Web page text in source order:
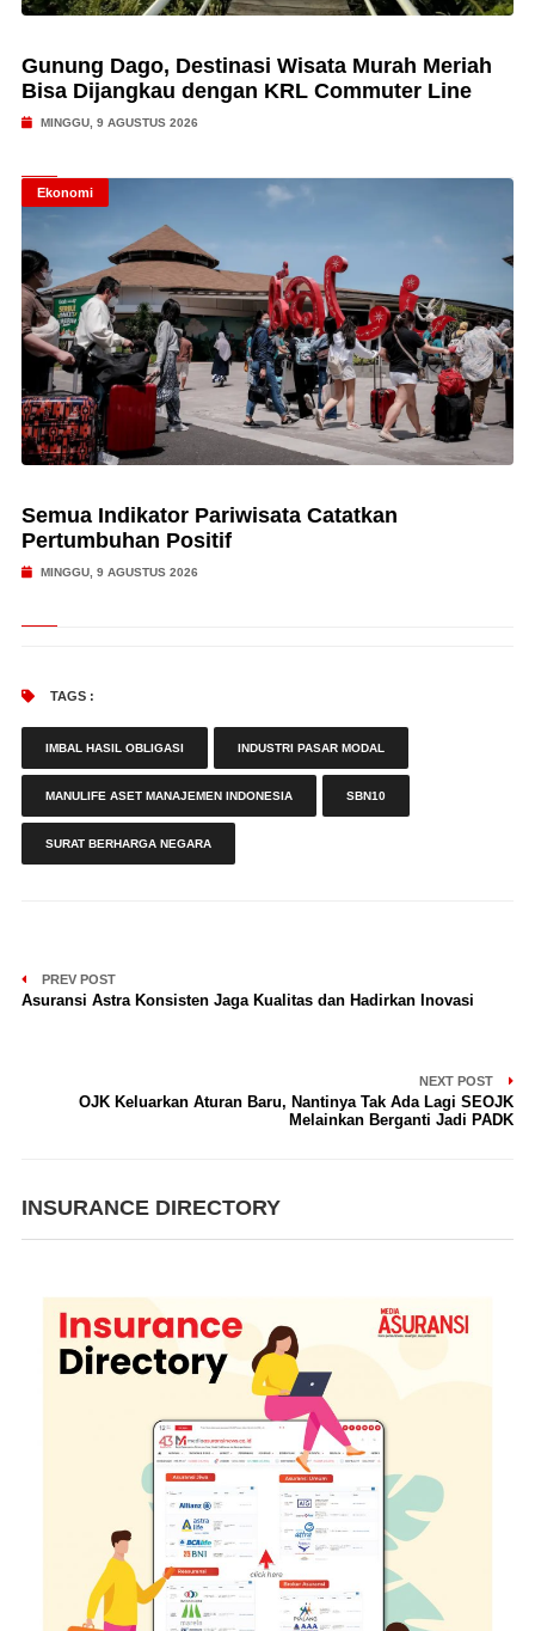
Gunung Dago, Destinasi Wisata Murah Meriah
Bisa Dijangkau dengan KRL Commuter Line
MINGGU, 9 AGUSTUS 2026
Ekonomi
Semua Indikator Pariwisata Catatkan
Pertumbuhan Positif
MINGGU, 9 AGUSTUS 2026
TAGS :
IMBAL HASIL OBLIGASI INDUSTRI PASAR MODAL
MANULIFE ASET MANAJEMEN INDONESIA SBN10
SURAT BERHARGA NEGARA
PREV POST
Asuransi Astra Konsisten Jaga Kualitas dan Hadirkan Inovasi
NEXT POST
OJK Keluarkan Aturan Baru, Nantinya Tak Ada Lagi SEOJK
Melainkan Berganti Jadi PADK
INSURANCE DIRECTORY